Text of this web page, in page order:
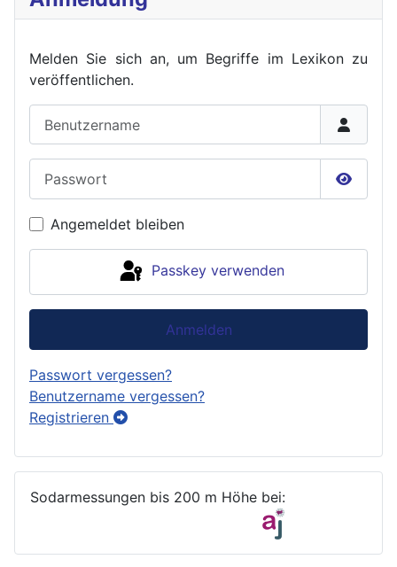
Melden Sie sich an, um Begriffe im Lexikon zu
veröffentlichen.
Angemeldet bleiben
Passkey verwenden
Anmelden
Passwort vergessen?
Benutzername vergessen?
Registrieren
Sodarmessungen bis 200 m Höhe bei: